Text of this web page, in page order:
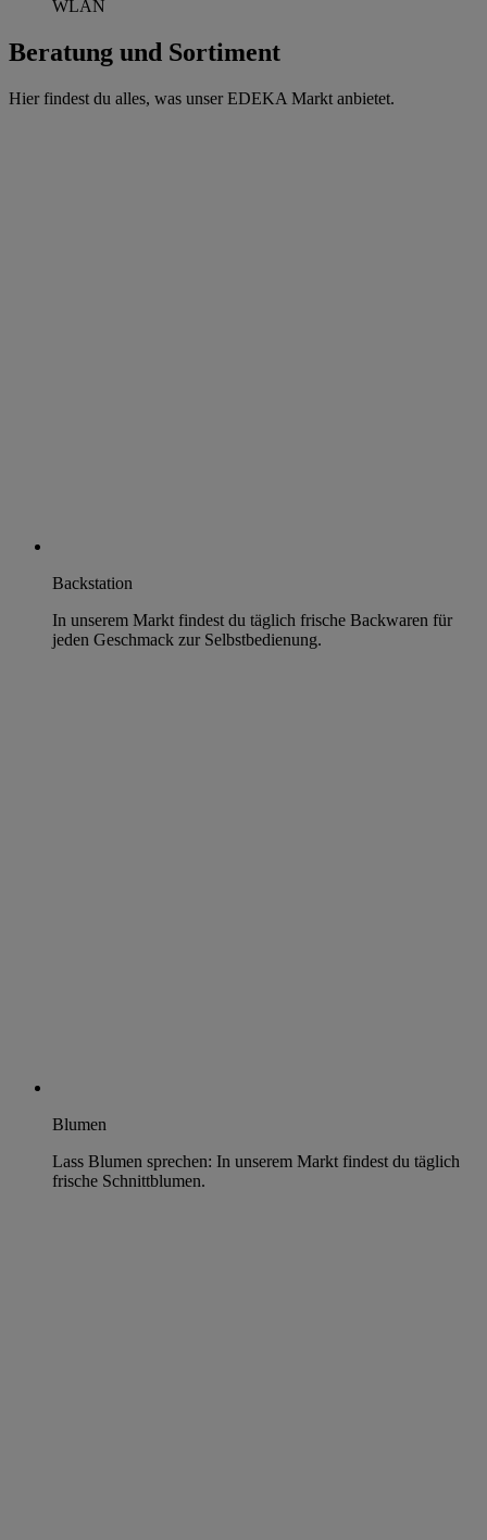
WLAN
Beratung und Sortiment
Hier findest du alles, was unser EDEKA Markt anbietet.
Backstation
In unserem Markt findest du täglich frische Backwaren für
jeden Geschmack zur Selbstbedienung.
Blumen
Lass Blumen sprechen: In unserem Markt findest du täglich
frische Schnittblumen.